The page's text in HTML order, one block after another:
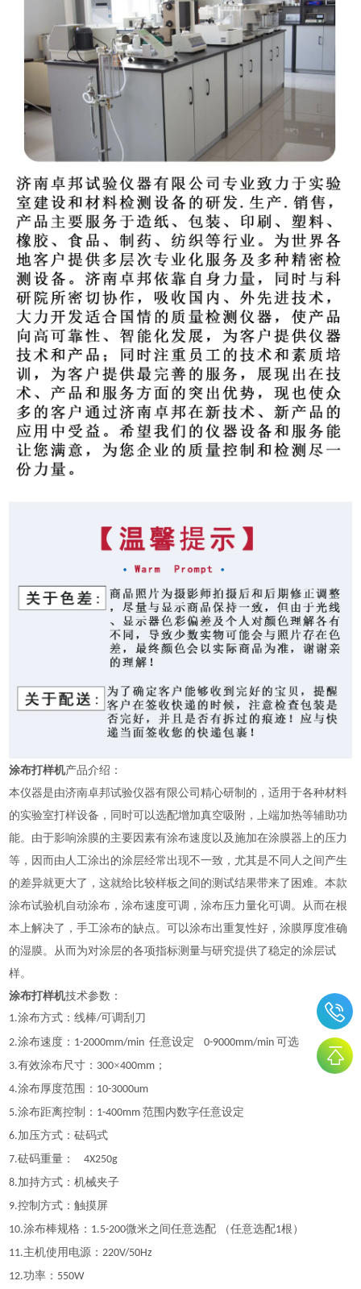
涂布打样机产品介绍：
本仪器是由济南卓邦试验仪器有限公司精心研制的，适用于各种材料
的实验室打样设备，同时可以选配增加真空吸附，上端加热等辅助功
能。 由于影响涂膜的主要因素有涂布速度以及施加在涂膜器上的压力
等，因而由人工涂出的涂层经常出现不一致，尤其是不同人之间产生
的差异就更大了，这就给比较样板之间的测试结果带来了困难。本款
涂布试验机自动涂布，涂布速度可调，涂布压力量化可调。从而在根
本上解决了，手工涂布的缺点。可以涂布出重复性好，涂膜厚度准确
的湿膜。从而为对涂层的各项指标测量与研究提供了稳定的涂层试
样。
涂布打样机技术参数：
1.涂布方式：线棒/可调刮刀
2.涂布速度： 1-2000mm/min任意设定 0-9000mm/min 可选
3.有效涂布尺寸： 300×400mm ；
4.涂布厚度范围： 10-3000um
5.涂布距离控制： 1-400mm范围内数字任意设定
6.加压方式：砝码式
7.砝码重量：4X250g
8.加持方式：机械夹子
9.控制方式：触摸屏
10.涂布棒规格： 1.5-200微米之间任意选配 （任意选配1根）
11.主机使用电源：220V/50Hz
12.功率： 550W